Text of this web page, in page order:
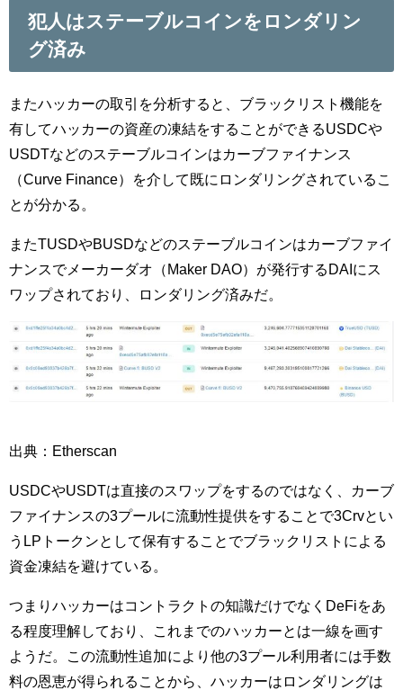
犯人はステーブルコインをロンダリン
グ済み
またハッカーの取引を分析すると、ブラックリスト機能を
有してハッカーの資産の凍結をすることができるUSDCや
USDTなどのステーブルコインはカーブファイナンス
（Curve Finance）を介して既にロンダリングされているこ
とが分かる。
またTUSDやBUSDなどのステーブルコインはカーブファイ
ナンスでメーカーダオ（Maker DAO）が発行するDAIにス
ワップされており、ロンダリング済みだ。
出典：Etherscan
USDCやUSDTは直接のスワップをするのではなく、カーブ
ファイナンスの3プールに流動性提供をすることで3Crvとい
うLPトークンとして保有することでブラックリストによる
資金凍結を避けている。
つまりハッカーはコントラクトの知識だけでなくDeFiをあ
る程度理解しており、これまでのハッカーとは一線を画す
ようだ。この流動性追加により他の3プール利用者には手数
料の恩恵が得られることから、ハッカーはロンダリングは